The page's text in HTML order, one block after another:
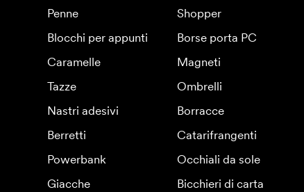
Penne
Shopper
Blocchi per appunti
Borse porta PC
Caramelle
Magneti
Tazze
Ombrelli
Nastri adesivi
Borracce
Berretti
Catarifrangenti
Powerbank
Occhiali da sole
Giacche
Bicchieri di carta